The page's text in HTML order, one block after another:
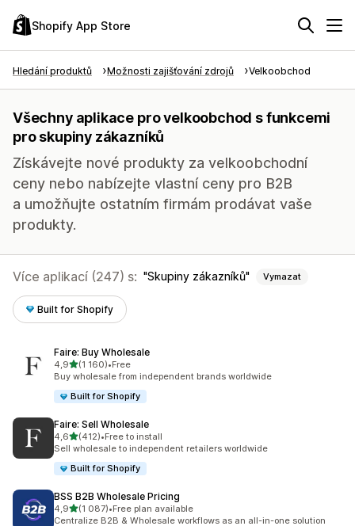
Shopify App Store
Hledání produktů Možnosti zajišťování zdrojů Velkoobchod
Všechny aplikace pro velkoobchod s funkcemi
pro skupiny zákazníků
Získávejte nové produkty za velkoobchodní
ceny nebo nabízejte vlastní ceny pro B2B
a umožňujte ostatním firmám prodávat vaše
produkty.
Více aplikací (247) s: Skupiny zákazníků Vymazat
Built for Shopify
Faire: Buy Wholesale
4,9z 5 hvězd
(1 160)
Celkový počet recenzí: 1160
•Free
Buy wholesale from independent brands worldwide
Built for Shopify
Faire: Sell Wholesale
4,6z 5 hvězd
(412)
Celkový počet recenzí: 412
•Free to install
Sell wholesale to independent retailers worldwide
Built for Shopify
BSS B2B Wholesale Pricing
4,9z 5 hvězd
(1 087)
Celkový počet recenzí: 1087
•Free plan available
Centralize B2B & Wholesale workflows as an all-in-one solution